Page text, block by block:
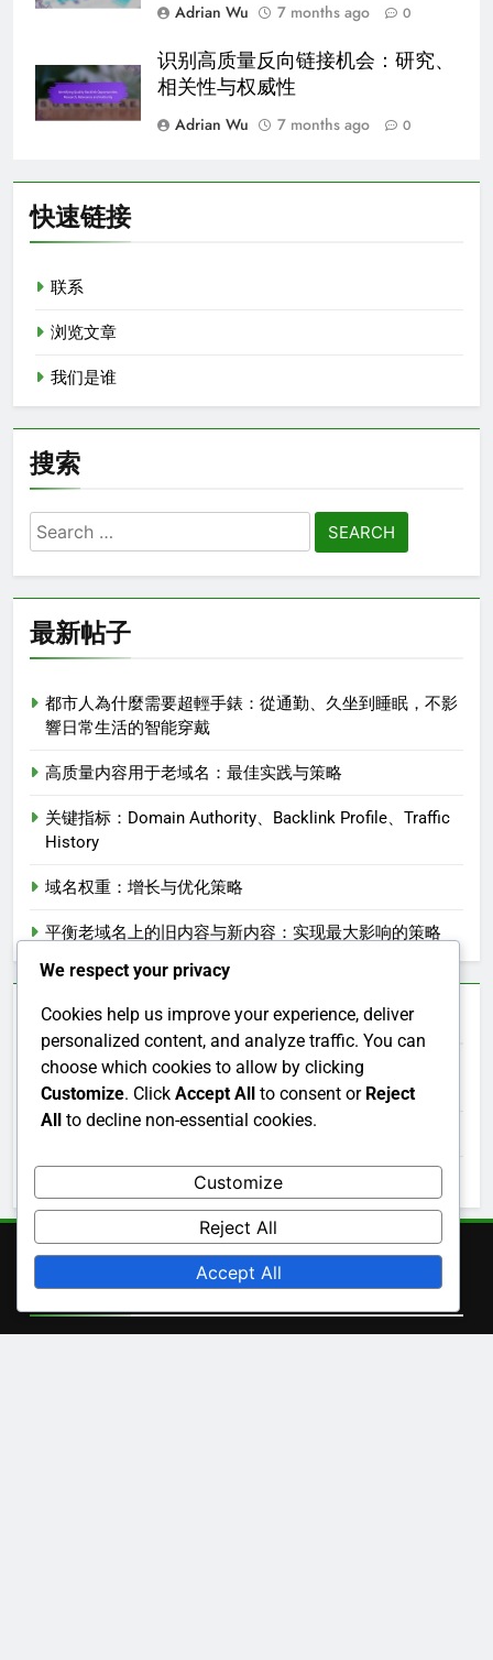
Adrian Wu
7 months ago 0
识别高质量反向链接机会：研究、
相关性与权威性
Adrian Wu
7 months ago 0
快速链接
联系
浏览文章
我们是谁
搜索
Search
for:
最新帖子
都市人為什麼需要超輕手錶：從通勤、久坐到睡眠，不影
響日常生活的智能穿戴
高质量内容用于老域名：最佳实践与策略
关键指标：Domain Authority、Backlink Profile、Traffic
History
域名权重：增长与优化策略
平衡老域名上的旧内容与新内容：实现最大影响的策略
档案
June 2026
快速链接
We respect your privacy
Cookies help us improve your experience, deliver
personalized content, and analyze traffic. You can
choose which cookies to allow by clicking
Customize. Click Accept All to consent or Reject
All to decline non-essential cookies.
Customize
Reject All
Accept All